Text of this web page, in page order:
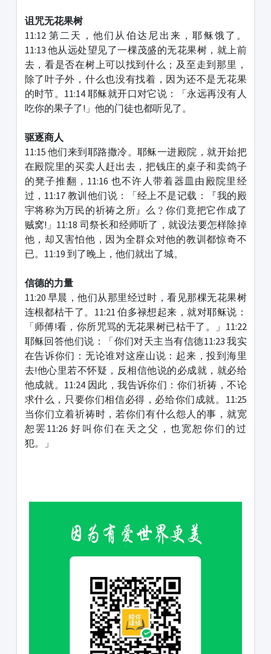
诅咒无花果树
11:12 第二天，他们从伯达尼出来，耶稣饿了。
11:13 他从远处望见了一棵茂盛的无花果树，就上前
去，看是否在树上可以找到什么；及至走到那里，
除了叶子外，什么也没有找着，因为还不是无花果
的时节。11:14 耶稣就开口对它说：「永远再没有人
吃你的果子了!」他的门徒也都听见了。
驱逐商人
11:15 他们来到耶路撒冷。耶稣一进殿院，就开始把
在殿院里的买卖人赶出去，把钱庄的桌子和卖鸽子
的凳子推翻，11:16 也不许人带着器皿由殿院里经
过，11:17 教训他们说：「经上不是记载：『我的殿
宇将称为万民的祈祷之所』么﹖你们竟把它作成了
贼窝!」11:18 司祭长和经师听了，就设法要怎样除掉
他，却又害怕他，因为全群众对他的教训都惊奇不
已。11:19 到了晚上，他们就出了城。
信德的力量
11:20 早晨，他们从那里经过时，看见那棵无花果树
连根都枯干了。11:21 伯多禄想起来，就对耶稣说：
「师傅!看，你所咒骂的无花果树已枯干了。」11:22
耶稣回答他们说：「你们对天主当有信德11:23 我实
在告诉你们：无论谁对这座山说：起来，投到海里
去!他心里若不怀疑，反相信他说的必成就，就必给
他成就。11:24 因此，我告诉你们：你们祈祷，不论
求什么，只要你们相信必得，必给你们成就。11:25
当你们立着祈祷时，若你们有什么怨人的事，就宽
恕罢11:26 好叫你们在天之父，也宽恕你们的过
犯。」